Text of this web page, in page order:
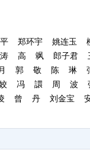
郑环宇  姚连玉
飒  郎子君
敬  陈  琳  张
冯  譞  周  波
丹  刘金宝  安